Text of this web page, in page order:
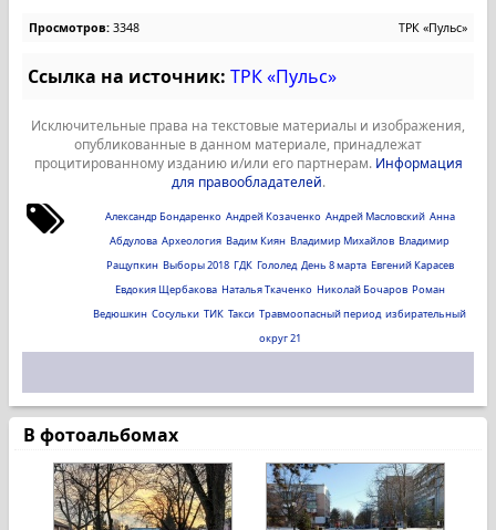
Просмотров: 3348 ТРК «Пульс»
Ссылка на источник: ТРК «Пульс»
Исключительные права на текстовые материалы и изображения,
опубликованные в данном материале, принадлежат
процитированному изданию и/или его партнерам. Информация
для правообладателей.
Александр Бондаренко Андрей Козаченко Андрей Масловский Анна
Абдулова Археология Вадим Киян Владимир Михайлов Владимир
Ращупкин Выборы 2018 ГДК Гололед День 8 марта Евгений Карасев
Евдокия Щербакова Наталья Ткаченко Николай Бочаров Роман
Ведюшкин Сосульки ТИК Такси Травмоопасный период избирательный
округ 21
В фотоальбомах